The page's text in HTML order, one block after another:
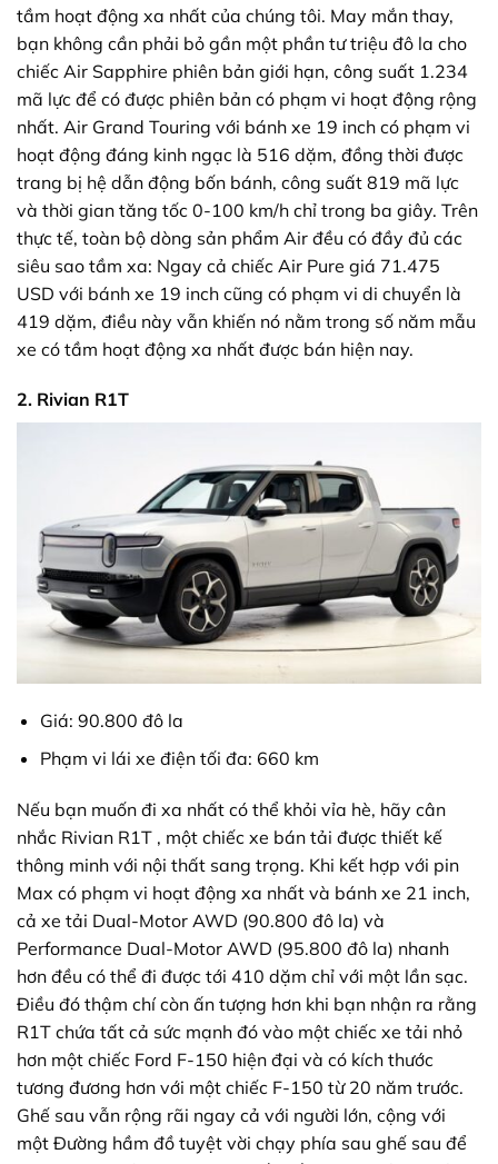
tầm hoạt động xa nhất của chúng tôi. May mắn thay,
bạn không cần phải bỏ gần một phần tư triệu đô la cho
chiếc Air Sapphire phiên bản giới hạn, công suất 1.234
mã lực để có được phiên bản có phạm vi hoạt động rộng
nhất. Air Grand Touring với bánh xe 19 inch có phạm vi
hoạt động đáng kinh ngạc là 516 dặm, đồng thời được
trang bị hệ dẫn động bốn bánh, công suất 819 mã lực
và thời gian tăng tốc 0-100 km/h chỉ trong ba giây. Trên
thực tế, toàn bộ dòng sản phẩm Air đều có đầy đủ các
siêu sao tầm xa: Ngay cả chiếc Air Pure giá 71.475
USD với bánh xe 19 inch cũng có phạm vi di chuyển là
419 dặm, điều này vẫn khiến nó nằm trong số năm mẫu
xe có tầm hoạt động xa nhất được bán hiện nay.
2. Rivian R1T
Giá: 90.800 đô la
Phạm vi lái xe điện tối đa: 660 km
Nếu bạn muốn đi xa nhất có thể khỏi vỉa hè, hãy cân
nhắc Rivian R1T , một chiếc xe bán tải được thiết kế
thông minh với nội thất sang trọng. Khi kết hợp với pin
Max có phạm vi hoạt động xa nhất và bánh xe 21 inch,
cả xe tải Dual-Motor AWD (90.800 đô la) và
Performance Dual-Motor AWD (95.800 đô la) nhanh
hơn đều có thể đi được tới 410 dặm chỉ với một lần sạc.
Điều đó thậm chí còn ấn tượng hơn khi bạn nhận ra rằng
R1T chứa tất cả sức mạnh đó vào một chiếc xe tải nhỏ
hơn một chiếc Ford F-150 hiện đại và có kích thước
tương đương hơn với một chiếc F-150 từ 20 năm trước.
Ghế sau vẫn rộng rãi ngay cả với người lớn, cộng với
một Đường hầm đồ tuyệt vời chạy phía sau ghế sau để